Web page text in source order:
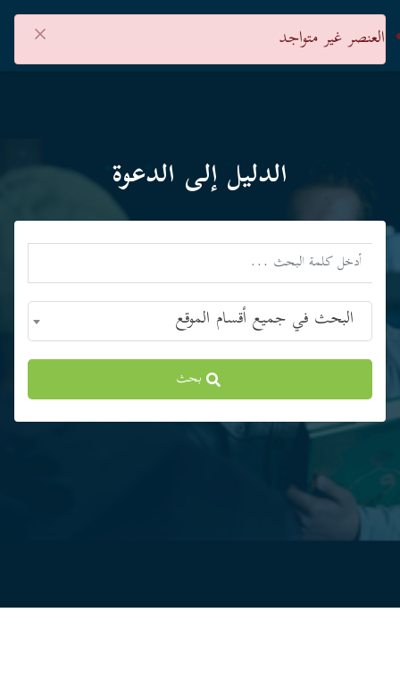
العنصر غير متواجد ×
الدليل إلى الدعوة
البحث في جميع أقسام الموقع
بحث